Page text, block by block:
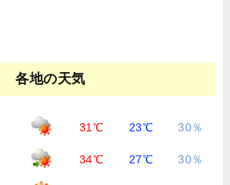
各地の天気
31℃ 23℃ 30％
34℃ 27℃ 30％